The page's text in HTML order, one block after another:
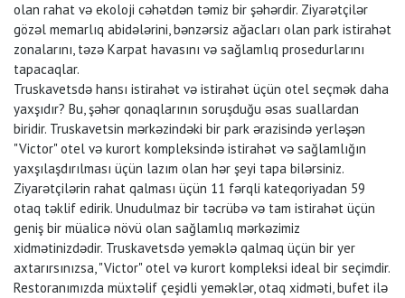
olan rahat və ekoloji cəhətdən təmiz bir şəhərdir. Ziyarətçilər
gözəl memarlıq abidələrini, bənzərsiz ağacları olan park istirahət
zonalarını, təzə Karpat havasını və sağlamlıq prosedurlarını
tapacaqlar.
Truskavetsdə hansı istirahət və istirahət üçün otel seçmək daha
yaxşıdır? Bu, şəhər qonaqlarının soruşduğu əsas suallardan
biridir. Truskavetsin mərkəzindəki bir park ərazisində yerləşən
"Victor" otel və kurort kompleksində istirahət və sağlamlığın
yaxşılaşdırılması üçün lazım olan hər şeyi tapa bilərsiniz.
Ziyarətçilərin rahat qalması üçün 11 fərqli kateqoriyadan 59
otaq təklif edirik. Unudulmaz bir təcrübə və tam istirahət üçün
geniş bir müalicə növü olan sağlamlıq mərkəzimiz
xidmətinizdədir. Truskavetsdə yeməklə qalmaq üçün bir yer
axtarırsınızsa, "Victor" otel və kurort kompleksi ideal bir seçimdir.
Restoranımızda müxtəlif çeşidli yeməklər, otaq xidməti, bufet ilə